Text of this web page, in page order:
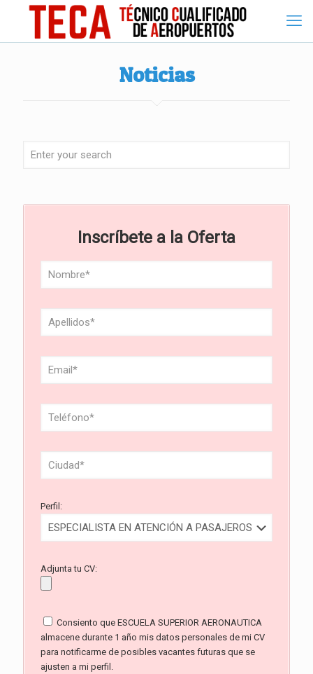
Noticias
Inscríbete a la Oferta
Perfil:
Adjunta tu CV:
Consiento que ESCUELA SUPERIOR AERONAUTICA
almacene durante 1 año mis datos personales de mi CV
para notificarme de posibles vacantes futuras que se
ajusten a mi perfil.